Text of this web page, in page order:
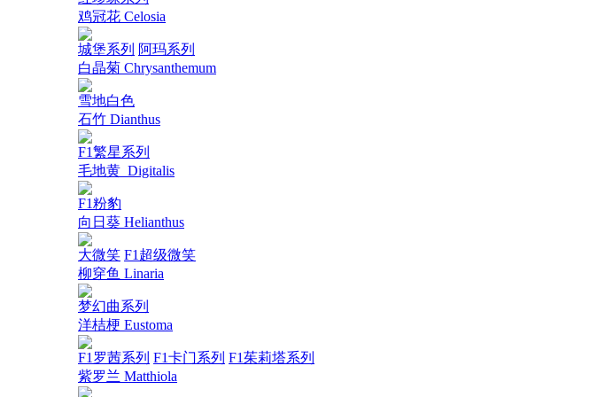
鸡冠花 Celosia
城堡系列 阿玛系列
白晶菊 Chrysanthemum
雪地白色
石竹 Dianthus
F1繁星系列
毛地黄_Digitalis
F1粉豹
向日葵 Helianthus
大微笑 F1超级微笑
柳穿鱼 Linaria
梦幻曲系列
洋桔梗 Eustoma
F1罗茜系列 F1卡门系列 F1茱莉塔系列
紫罗兰 Matthiola